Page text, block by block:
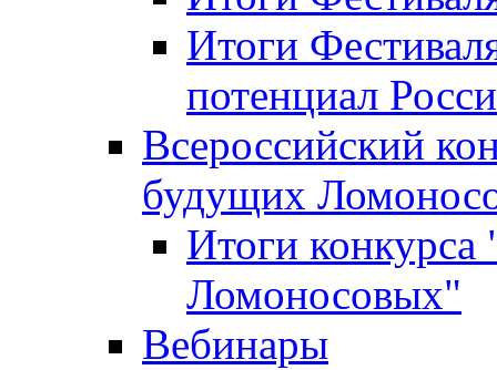
Итоги
потенциал
Всероссийский
будущих
Итоги
Ломоносовых"
Вебинары